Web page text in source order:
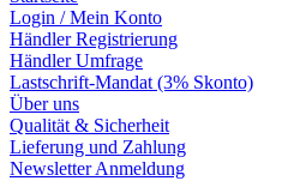
Login / Mein Konto
Händler Registrierung
Händler Umfrage
Lastschrift-Mandat (3% Skonto)
Über uns
Qualität & Sicherheit
Lieferung und Zahlung
Newsletter Anmeldung